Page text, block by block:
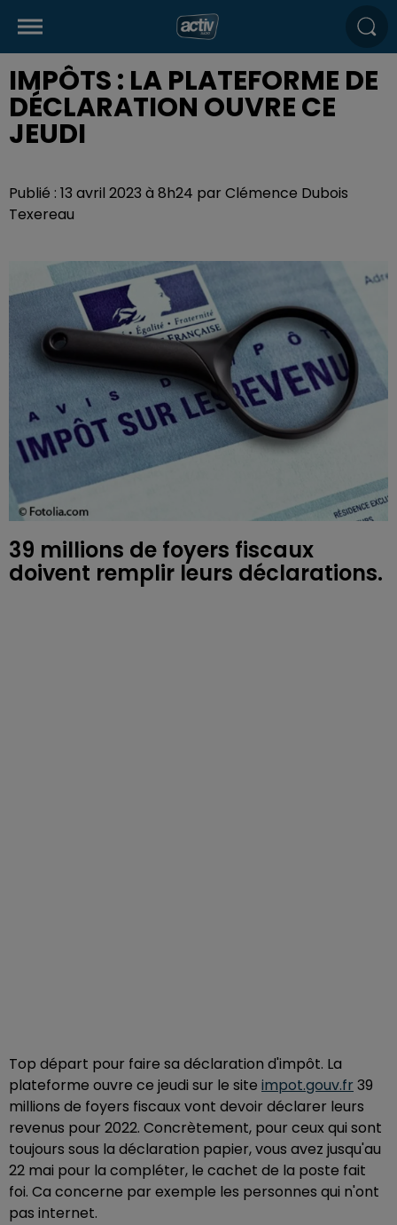
IMPÔTS : LA PLATEFORME DE
DÉCLARATION OUVRE CE
JEUDI
Publié : 13 avril 2023 à 8h24 par Clémence Dubois
Texereau
39 millions de foyers fiscaux
doivent remplir leurs déclarations.
Top départ pour faire sa déclaration d'impôt. La
plateforme ouvre ce jeudi sur le site impot.gouv.fr 39
millions de foyers fiscaux vont devoir déclarer leurs
revenus pour 2022. Concrètement, pour ceux qui sont
toujours sous la déclaration papier, vous avez jusqu'au
22 mai pour la compléter, le cachet de la poste fait
foi. Ca concerne par exemple les personnes qui n'ont
pas internet.